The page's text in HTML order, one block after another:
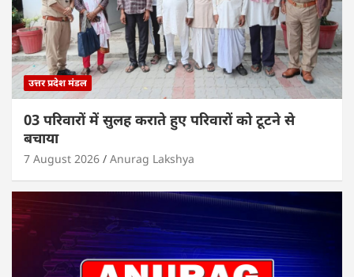
उत्तर प्रदेश मंडल
03 परिवारों में सुलह कराते हुए परिवारों को टूटने से
बचाया
7 August 2026 Anurag Lakshya